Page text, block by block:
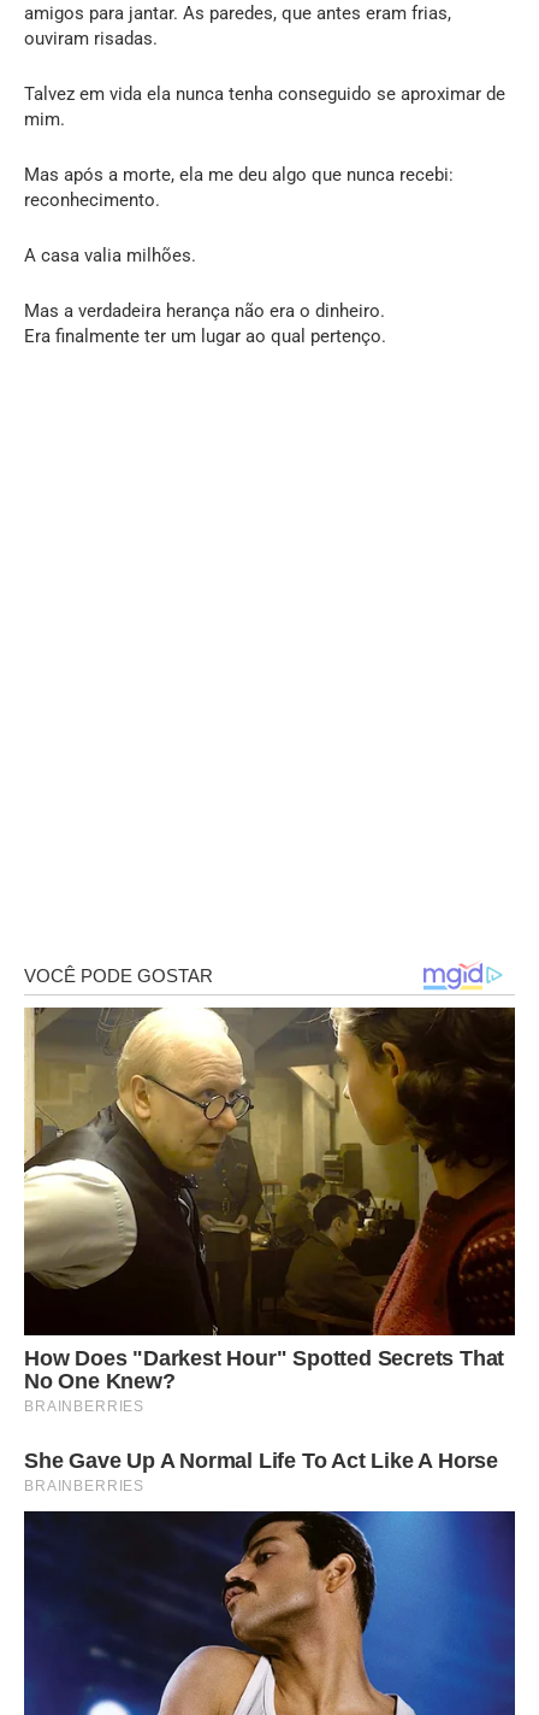
amigos para jantar. As paredes, que antes eram frias,
ouviram risadas.
Talvez em vida ela nunca tenha conseguido se aproximar de
mim.
Mas após a morte, ela me deu algo que nunca recebi:
reconhecimento.
A casa valia milhões.
Mas a verdadeira herança não era o dinheiro.
Era finalmente ter um lugar ao qual pertenço.